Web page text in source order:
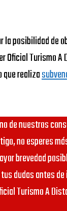
la posibilidad de
Oficial Turismo A
realiza
de nuestros
no esperes
brevedad
dudas antes
Turismo A